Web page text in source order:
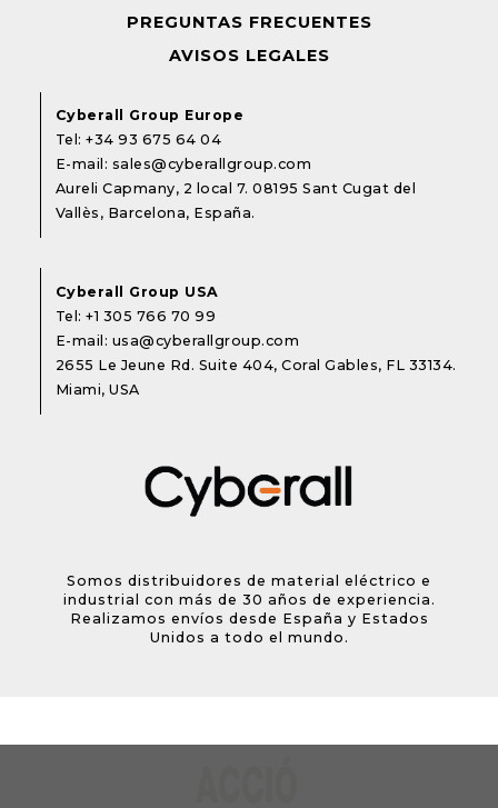
PREGUNTAS FRECUENTES
AVISOS LEGALES
Cyberall Group Europe
Tel:+34 93 675 64 04
E-mail: sales@cyberallgroup.com
Aureli Capmany, 2 local 7. 08195 Sant Cugat del
Vallès, Barcelona, España.
Cyberall Group USA
Tel:+1 305 766 70 99
E-mail: usa@cyberallgroup.com
2655 Le Jeune Rd. Suite 404, Coral Gables, FL 33134.
Miami, USA
Somos distribuidores de material eléctrico e
industrial con más de 30 años de experiencia.
Realizamos envíos desde España y Estados
Unidos a todo el mundo.